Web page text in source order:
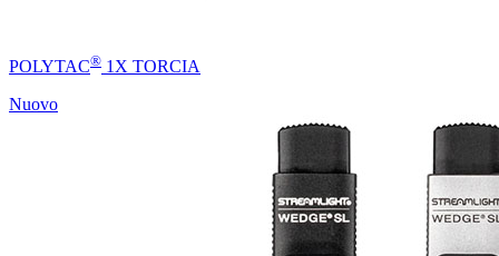
POLYTAC® 1X TORCIA
Nuovo